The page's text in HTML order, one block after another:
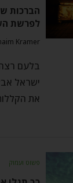
הברכות
לפרשת
Kramer
בלעם
ישראל
את
פשוט ועמוק